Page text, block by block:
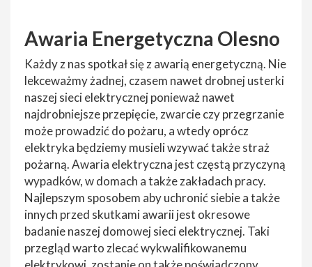
Awaria Energetyczna Olesno
Każdy z nas spotkał się z awarią energetyczną. Nie
lekceważmy żadnej, czasem nawet drobnej usterki
naszej sieci elektrycznej ponieważ nawet
najdrobniejsze przepięcie, zwarcie czy przegrzanie
może prowadzić do pożaru, a wtedy oprócz
elektryka będziemy musieli wzywać także straż
pożarną. Awaria elektryczna jest częstą przyczyną
wypadków, w domach a także zakładach pracy.
Najlepszym sposobem aby uchronić siebie a także
innych przed skutkami awarii jest okresowe
badanie naszej domowej sieci elektrycznej. Taki
przegląd warto zlecać wykwalifikowanemu